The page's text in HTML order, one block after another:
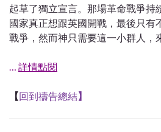
起草了獨立宣言。那場革命戰爭持
國家真正想跟英國開戰，最後只有
戰爭，然而神只需要這一小群人，
詳情點閱
【回到禱告總結】